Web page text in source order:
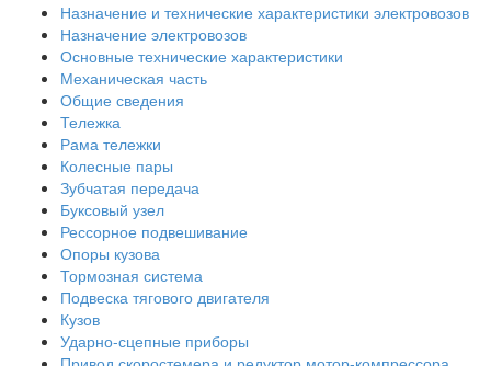
Назначение и технические характеристики электровозов
Назначение электровозов
Основные технические характеристики
Механическая часть
Общие сведения
Тележка
Рама тележки
Колесные пары
Зубчатая передача
Буксовый узел
Рессорное подвешивание
Опоры кузова
Тормозная система
Подвеска тягового двигателя
Кузов
Ударно-сцепные приборы